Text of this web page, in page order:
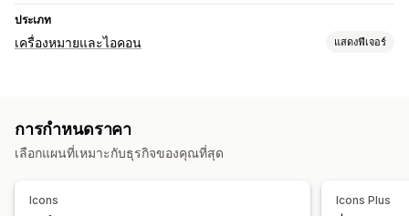
ประเภท
เครื่องหมายและไอคอน แสดงฟีเจอร์
แบนเนอร์ลดราคา ความปลอดภัย
ความไว้วางใจ
การรับประกัน
การกำหนดราคา
เลือกแผนที่เหมาะกับธุรกิจของคุณที่สุด
Icons Icons Plus